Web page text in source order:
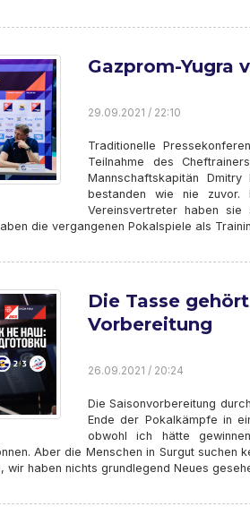
Gazprom-Yugra
29.09.2021 / 22:10
Traditionelle
Teilnahme des
Mannschaftskapitän
bestanden wie nie
Vereinsvertreter haben
die vergangenen Pokalspiele als
Die Tasse
Vorbereitung
26.09.2021 / 20:24
Die Saisonvorbereitung
Ende der Pokalkämpfe in
obwohl ich hätte
Aber die Menschen in Surgut suchen
wir haben nichts grundlegend Neues